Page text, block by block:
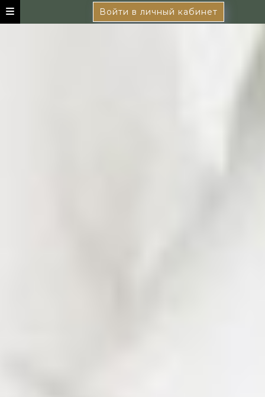
Войти в личный кабинет